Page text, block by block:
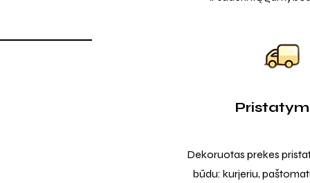
Dekoruotas prekes
būdu: kurjeriu,